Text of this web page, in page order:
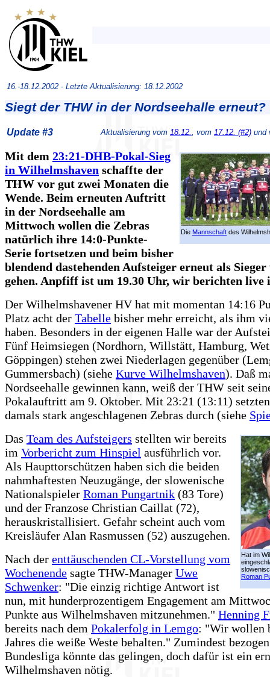
16.-18.12.2002 - Letzte Aktualisierung: 18.12.2002
Siegt der THW in der Nordseehalle erneut?
Update #3 Aktualisierung vom 18.12., vom 17.12. (#2) und
Die Mannschaft des
Mit dem 23:21-DHB-Pokal-Sieg
in Wilhelmshaven schaffte der
THW vor gut zwei Monaten die
Wende. Beim erneuten Auftritt
in der Nordseehalle am
Mittwoch wollen die Zebras
natürlich ihre 14:0-Punkte-
Serie fortsetzen und beim bisher
blendend dastehenden Aufsteiger erneut als
gehen. Anpfiff ist um 19.30 Uhr, wir berichten
Der Wilhelmshavener HV hat mit momentan 14:16
Platz acht der Tabelle bisher mehr erreicht, als ihm
haben. Besonders in der eigenen Halle war der
Fünf Heimsiegen (Nordhorn, Willstätt, Hamburg,
Göppingen) stehen zwei Niederlagen gegenüber
Gummersbach) (siehe Kurve Wilhelmshaven). Daß
Nordseehalle gewinnen kann, weiß der THW seit
Pokalauftritt am 9. Oktober. Mit 23:21 (13:11)
damals stark angeschlagenen Zebras durch (siehe
Hat im
Roman
Das Team des Aufsteigers stellten wir bereits
im Vorbericht zum Hinspiel ausführlich vor.
Als Haupttorschützen haben sich die beiden
nahmhaftesten Neuzugänge, der slowenische
Nationalspieler Roman Pungartnik (83 Tore)
und der Franzose Christian Caillat (72),
herauskristallisiert. Gefahr scheint auch vom
Kreisläufer Alan Rasmussen (52) auszugehen.
Nach der enttäuschenden CL-Vorstellung vom
Wochenende sagte THW-Manager Uwe
Schwenker: "Die einzig richtige Antwort ist
nun, mit hunderprozentigem Engagement am
Punkte aus Wilhelmshaven mitzunehmen." Henning
bereits nach dem Pokalerfolg in Lemgo: "Wir wollen
Jahres die weiße Weste behalten." Zumindest
Bundesliga könnte das gelingen, doch dafür ist ein
Wilhelmshaven nötig.